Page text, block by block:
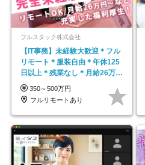
フルスタック株式会社
【IT事務】未経験大歓迎＊フル
リモート＊服装自由＊年休125
日以上＊残業なし＊月給26万円
以上
350～500万円
フルリモートあり